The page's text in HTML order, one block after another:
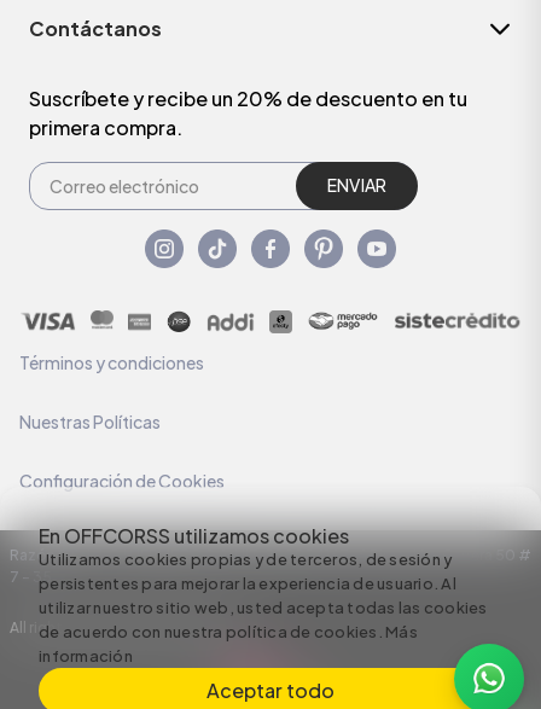
En OFFCORSS utilizamos cookies
Utilizamos cookies propias y de terceros, de sesión y
persistentes para mejorar la experiencia de usuario. Al
utilizar nuestro sitio web, usted acepta todas las cookies
de acuerdo con nuestra política de cookies. Más
información
Aceptar todo
Contáctanos
Suscríbete y recibe un 20% de descuento en tu
primera compra.
ENVIAR
Términos y condiciones
Nuestras Políticas
Configuración de Cookies
Razón Social: C.I HERMECO S.A. NIT: 890924167-6 Dirección: Carrera 50 #
7 – 35
All rights reserved empowered by